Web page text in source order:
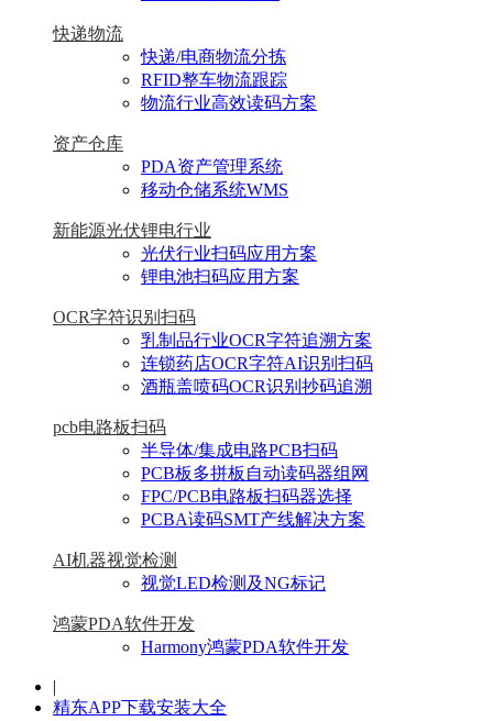
快递物流
快递/电商物流分拣
RFID整车物流跟踪
物流行业高效读码方案
资产仓库
PDA资产管理系统
移动仓储系统WMS
新能源光伏锂电行业
光伏行业扫码应用方案
锂电池扫码应用方案
OCR字符识别扫码
乳制品行业OCR字符追溯方案
连锁药店OCR字符AI识别扫码
酒瓶盖喷码OCR识别抄码追溯
pcb电路板扫码
半导体/集成电路PCB扫码
PCB板多拼板自动读码器组网
FPC/PCB电路板扫码器选择
PCBA读码SMT产线解决方案
AI机器视觉检测
视觉LED检测及NG标记
鸿蒙PDA软件开发
Harmony鸿蒙PDA软件开发
|
精东APP下载安装大全